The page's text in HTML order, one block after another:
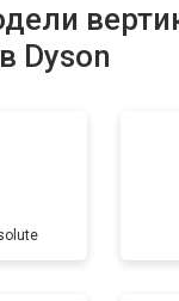
Dyson